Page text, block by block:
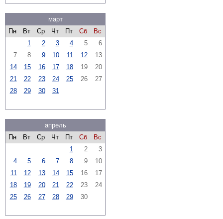
март
Пн
Вт Ср Чт Пт Сб
Вс
1
2 3 4 5
6
7
8 9 10 11 12
13
14
15 16 17 18 19
20
21
22 23 24 25 26
27
28
29 30 31
апрель
Пн
Вт Ср Чт Пт Сб
Вс
1
2
3
4
5 6 7 8 9
10
11
12 13 14 15 16
17
18
19 20 21 22 23
24
25
26 27 28 29 30